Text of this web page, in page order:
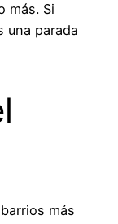
más. Si
una parada
más